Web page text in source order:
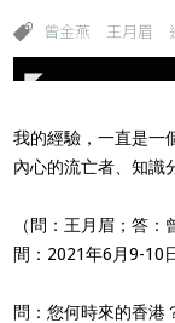
曾金燕 王月眉
我的經驗，一直是一
內心的流亡者、知識
（問：王月眉；答
間：2021年6月9-10
問：您何時來的香港